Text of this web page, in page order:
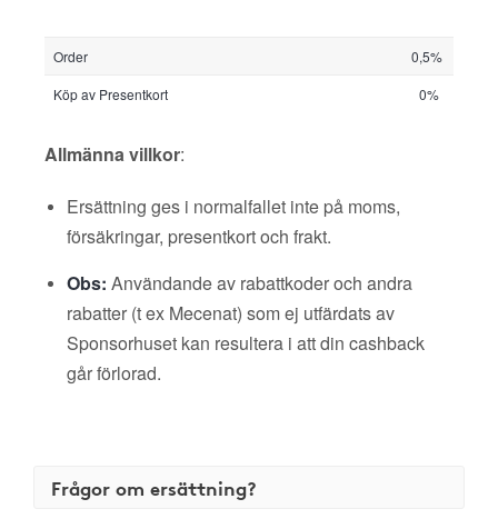
Order
0,5%
Köp av Presentkort
0%
Allmänna villkor:
Ersättning ges i normalfallet inte på moms,
försäkringar, presentkort och frakt.
Obs: Användande av rabattkoder och andra
rabatter (t ex Mecenat) som ej utfärdats av
Sponsorhuset kan resultera i att din cashback
går förlorad.
Frågor om ersättning?